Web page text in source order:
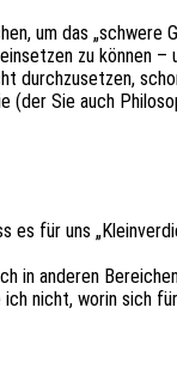
um das
zu können
durch­zu­set­zen,
Sie auch
für uns
ande­ren
nicht, worin sich